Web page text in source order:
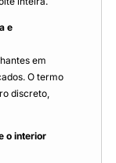
e
em
O termo
discreto,
o interior